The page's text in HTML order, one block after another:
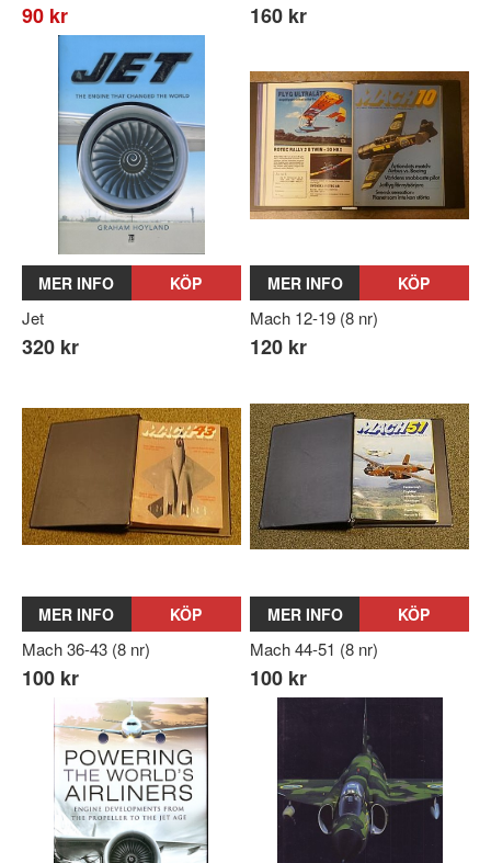
90 kr 160 kr
MER INFO KÖP
Jet
320 kr
MER INFO KÖP
Mach 12-19 (8 nr)
120 kr
MER INFO KÖP
Mach 36-43 (8 nr)
100 kr
MER INFO KÖP
Mach 44-51 (8 nr)
100 kr